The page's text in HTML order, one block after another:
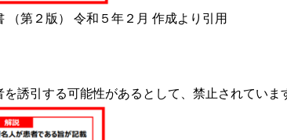
第２版） 令和５年２月 作成より引用
誘引する可能性があるとして、禁止されていま